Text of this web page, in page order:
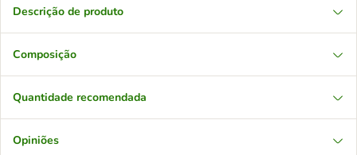
Descrição de produto
Composição
Quantidade recomendada
Opiniões